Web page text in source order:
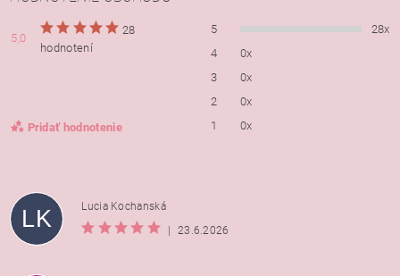
5,0
28
hodnotení
Pridať hodnotenie
5
28x
4
0x
3
0x
2
0x
1
0x
LK
Lucia Kochanská
|
23.6.2026